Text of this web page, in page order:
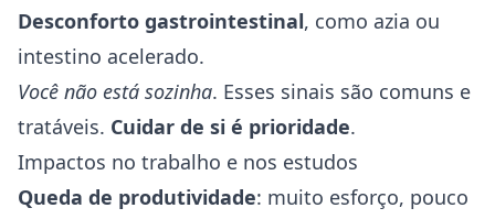
Desconforto gastrointestinal, como azia ou
intestino acelerado.
Você não está sozinha. Esses sinais são comuns e
tratáveis. Cuidar de si é prioridade.
Impactos no trabalho e nos estudos
Queda de produtividade: muito esforço, pouco